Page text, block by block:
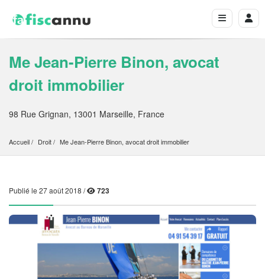
Me Jean-Pierre Binon, avocat
droit immobilier
98 Rue Grignan, 13001 Marseille, France
Accueil Droit Me Jean-Pierre Binon, avocat droit immobilier
Publié le 27 août 2018 / 723